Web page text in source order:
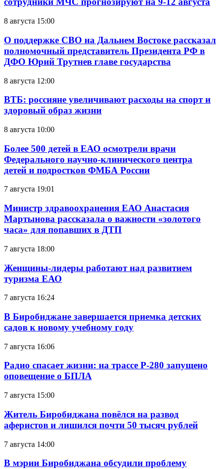
8 августа 15:00
О поддержке СВО на Дальнем Востоке рассказал
полномочный представитель Президента РФ в
ДФО Юрий Трутнев главе государства
8 августа 12:00
ВТБ: россияне увеличивают расходы на спорт и
здоровый образ жизни
8 августа 10:00
Более 500 детей в ЕАО осмотрели врачи
Федерального научно-клинического центра
детей и подростков ФМБА России
7 августа 19:01
Министр здравоохранения ЕАО Анастасия
Мартынова рассказала о важности «золотого
часа» для попавших в ДТП
7 августа 18:00
Женщины-лидеры работают над развитием
туризма ЕАО
7 августа 16:24
В Биробиджане завершается приемка детских
садов к новому учебному году
7 августа 16:06
Радио спасает жизни: на трассе Р-280 запущено
оповещение о БПЛА
7 августа 15:00
Житель Биробиджана повёлся на развод
аферистов и лишился почти 50 тысяч рублей
7 августа 14:00
В мэрии Биробиджана обсудили проблему